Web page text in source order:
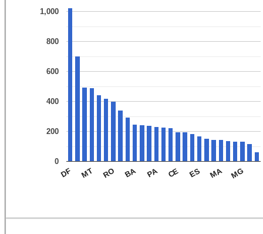
DF MT RO BA PA CE ES MA MG
0
200
400
600
800
1,000